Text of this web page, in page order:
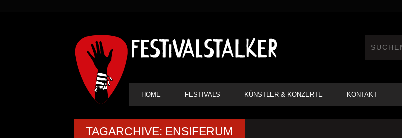
HAUPT-
NAVIGATION
HOME FESTIVALS KÜNSTLER & KONZERTE KONTAKT
TAGARCHIVE: ENSIFERUM